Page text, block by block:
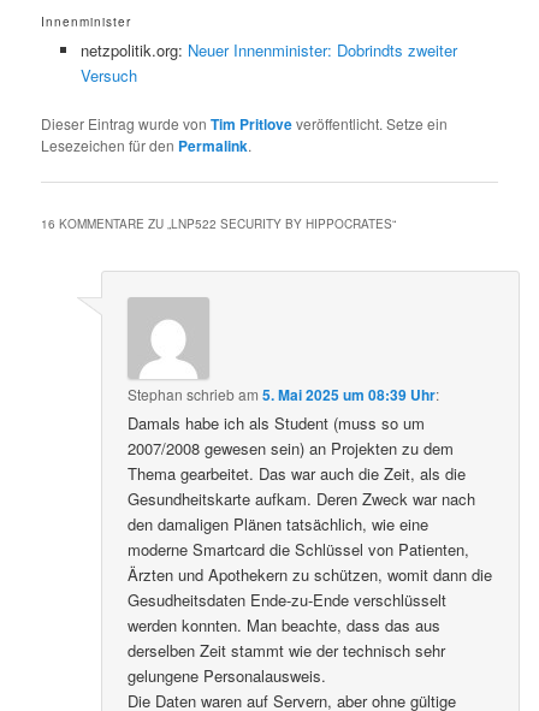
Innenminister
netzpolitik.org: Neuer Innenminister: Dobrindts zweiter
Versuch
Dieser Eintrag wurde vonTim Pritloveveröffentlicht. Setze ein
Lesezeichen für den Permalink.
16 KOMMENTARE ZU „LNP522 SECURITY BY HIPPOCRATES“
Stephan schriebam5. Mai 2025 um 08:39 Uhr:
Damals habe ich als Student (muss so um
2007/2008 gewesen sein) an Projekten zu dem
Thema gearbeitet. Das war auch die Zeit, als die
Gesundheitskarte aufkam. Deren Zweck war nach
den damaligen Plänen tatsächlich, wie eine
moderne Smartcard die Schlüssel von Patienten,
Ärzten und Apothekern zu schützen, womit dann die
Gesudheitsdaten Ende-zu-Ende verschlüsselt
werden konnten. Man beachte, dass das aus
derselben Zeit stammt wie der technisch sehr
gelungene Personalausweis.
Die Daten waren auf Servern, aber ohne gültige